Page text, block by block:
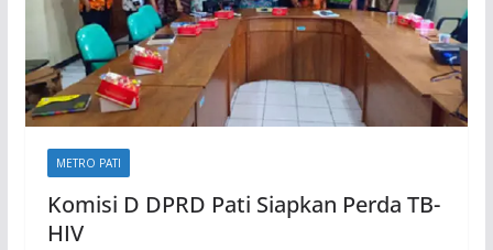
METRO PATI
Komisi D DPRD Pati Siapkan Perda TB-
HIV